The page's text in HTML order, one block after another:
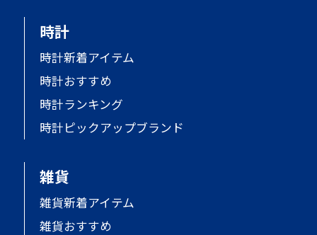
時計
時計新着アイテム
時計おすすめ
時計ランキング
時計ピックアップブランド
雑貨
雑貨新着アイテム
雑貨おすすめ